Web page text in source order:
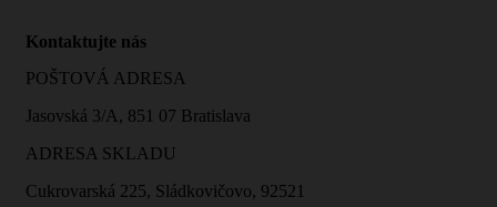
Kontaktujte nás
POŠTOVÁ ADRESA
Jasovská 3/A, 851 07 Bratislava
ADRESA SKLADU
Cukrovarská 225, Sládkovičovo, 92521